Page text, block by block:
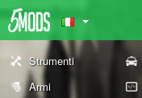
Strumenti
Armi